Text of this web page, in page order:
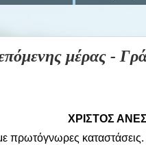
μέρας -
ΧΡΙΣΤΟΣ
πρωτόγνωρες καταστάσεις.